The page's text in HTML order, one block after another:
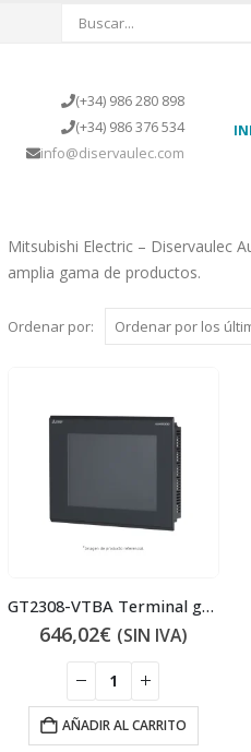
(+34) 986 280 898
(+34) 986 376 534
info@diservaulec.com
Mitsubishi Electric – Diservaulec
amplia gama de productos.
Ordenar por:
GT2308-VTBA Terminal gráfico
646,02€ (SIN IVA)
AÑADIR AL CARRITO